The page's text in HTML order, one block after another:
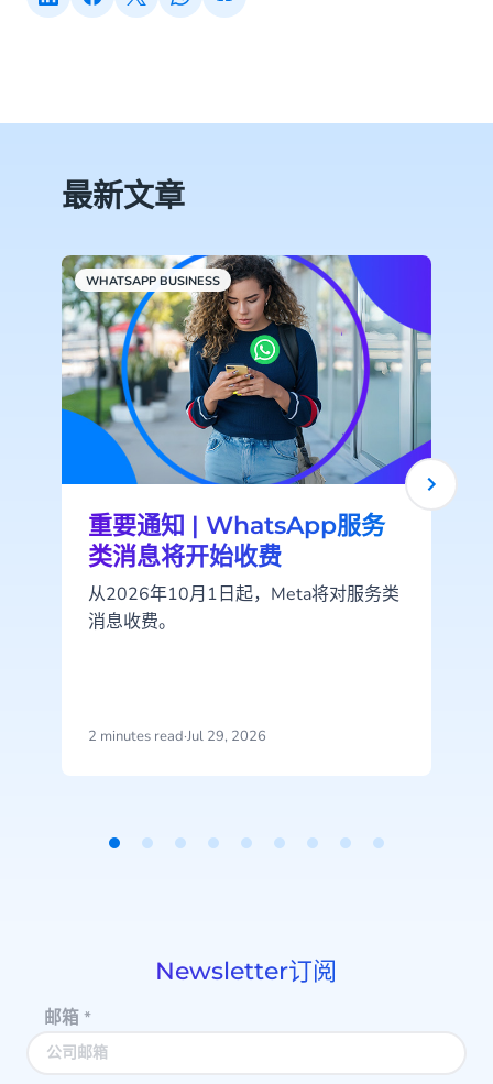
最新文章
WHATSAPP BUSINESS
重要通知 | WhatsApp服务
类消息将开始收费
从2026年10月1日起，Meta将对服务类
消息收费。
2 minutes read·Jul 29, 2026
Newsletter订阅
邮箱*